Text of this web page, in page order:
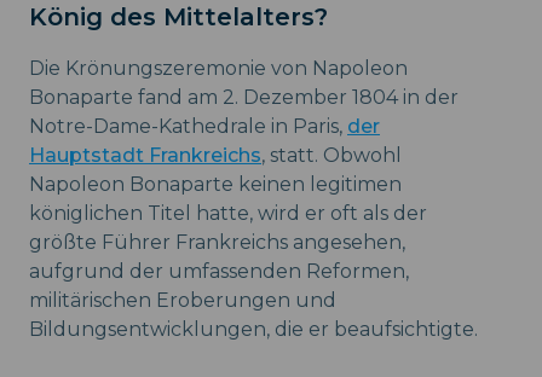
König des Mittelalters?
Die Krönungszeremonie von Napoleon
Bonaparte fand am 2. Dezember 1804 in der
Notre-Dame-Kathedrale in Paris, der
Hauptstadt Frankreichs, statt. Obwohl
Napoleon Bonaparte keinen legitimen
königlichen Titel hatte, wird er oft als der
größte Führer Frankreichs angesehen,
aufgrund der umfassenden Reformen,
militärischen Eroberungen und
Bildungsentwicklungen, die er beaufsichtigte.